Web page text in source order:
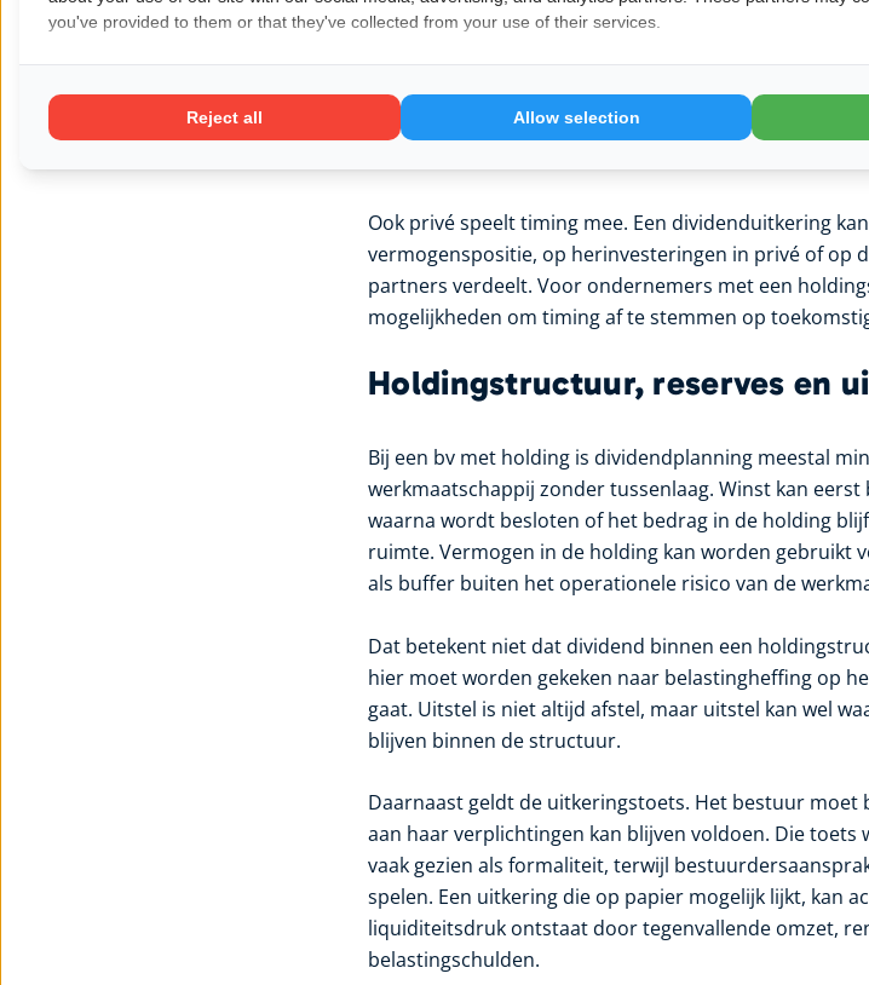
maar als gepland moment van
komt, kan eerder uitkeren gunstig zijn. Als de
te trekken of een overname te doen, kan het
houden. Fiscaal voordeel verliest snel waarde als
Ook privé speelt timing mee. Een dividenduitkering
vermogenspositie, op herinvesteringen in privé of op
partners verdeelt. Voor ondernemers met een
mogelijkheden om timing af te stemmen op
Holdingstructuur, reserves en
Bij een bv met holding is dividendplanning meestal
werkmaatschappij zonder tussenlaag. Winst kan
waarna wordt besloten of het bedrag in de holding
ruimte. Vermogen in de holding kan worden gebruikt
als buffer buiten het operationele risico van de
Dat betekent niet dat dividend binnen een
hier moet worden gekeken naar belastingheffing op
gaat. Uitstel is niet altijd afstel, maar uitstel kan wel
blijven binnen de structuur.
Daarnaast geldt de uitkeringstoets. Het bestuur
aan haar verplichtingen kan blijven voldoen. Die
vaak gezien als formaliteit, terwijl
spelen. Een uitkering die op papier mogelijk lijkt, kan
liquiditeitsdruk ontstaat door tegenvallende omzet,
belastingschulden.
you've provided to them or that they've collected from your use of their services.
Reject all Allow selection